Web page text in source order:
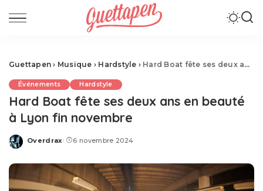
Guettapen › Musique › Hardstyle › Hard Boat fête ses deux ans en beauté à Lyon fin novembre
Événements Hardstyle
Hard Boat fête ses deux ans en beauté
à Lyon fin novembre
Posted
Overdrax 6 novembre 2024